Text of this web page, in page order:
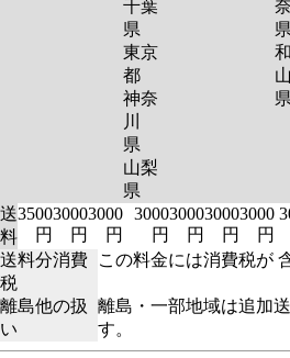
千葉
県
東京
都
神奈
川
県
山梨
県
山
送
料
3500
円
3000
円
3000
円
3000
円
3000
円
3000
円
3000
円
送料分消費
税
この料金には消費税が
離島他の扱
い
離島・一部地域は追加
す。